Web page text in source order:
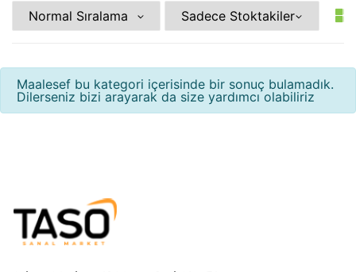
Maalesef bu kategori içerisinde bir sonuç bulamadık.
Dilerseniz bizi arayarak da size yardımcı olabiliriz